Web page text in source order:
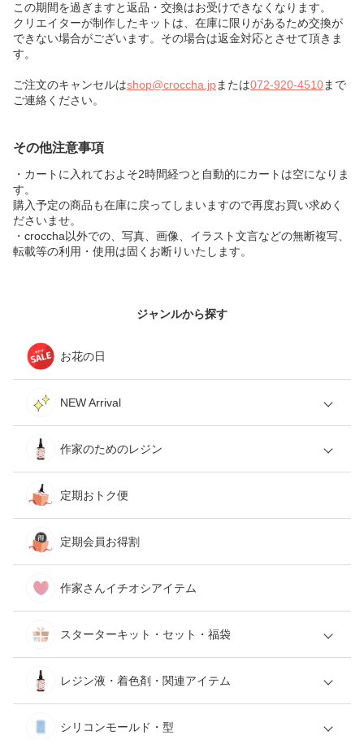
この期間を過ぎますと返品・交換はお受けできなくなります。
クリエイターが制作したキットは、在庫に限りがあるため交換が
できない場合がございます。その場合は返金対応とさせて頂きま
す。
ご注文のキャンセルはshop@croccha.jpまたは072-920-4510まで
ご連絡ください。
その他注意事項
・カートに入れておよそ2時間経つと自動的にカートは空になりま
す。
購入予定の商品も在庫に戻ってしまいますので再度お買い求めく
ださいませ。
・croccha以外での、写真、画像、イラスト文言などの無断複写、
転載等の利用・使用は固くお断りいたします。
ジャンルから探す
お花の日
NEW Arrival
作家のためのレジン
定期おトク便
定期会員お得割
作家さんイチオシアイテム
スターターキット・セット・福袋
レジン液・着色剤・関連アイテム
シリコンモールド・型